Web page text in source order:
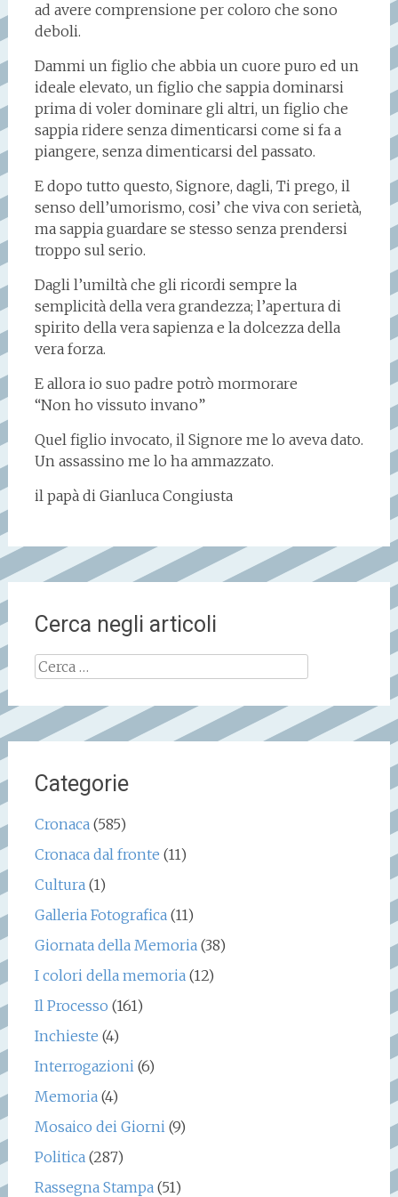
ad avere comprensione per coloro che sono
deboli.
Dammi un figlio che abbia un cuore puro ed un
ideale elevato, un figlio che sappia dominarsi
prima di voler dominare gli altri, un figlio che
sappia ridere senza dimenticarsi come si fa a
piangere, senza dimenticarsi del passato.
E dopo tutto questo, Signore, dagli, Ti prego, il
senso dell’umorismo, cosi’ che viva con serietà,
ma sappia guardare se stesso senza prendersi
troppo sul serio.
Dagli l’umiltà che gli ricordi sempre la
semplicità della vera grandezza; l’apertura di
spirito della vera sapienza e la dolcezza della
vera forza.
E allora io suo padre potrò mormorare
“Non ho vissuto invano”
Quel figlio invocato, il Signore me lo aveva dato.
Un assassino me lo ha ammazzato.
il papà di Gianluca Congiusta
Cerca negli articoli
Ricerca
Categorie
Cronaca(585)
Cronaca dal fronte (11)
Cultura(1)
Galleria Fotografica(11)
Giornata della Memoria(38)
I colori della memoria(12)
Il Processo (161)
Inchieste (4)
Interrogazioni(6)
Memoria(4)
Mosaico dei Giorni(9)
Politica(287)
Rassegna Stampa(51)